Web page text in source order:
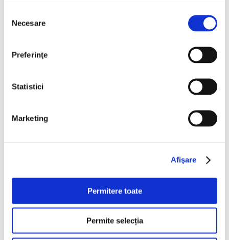
consimțământului
Necesare
Preferinţe
Statistici
Marketing
Afişare
Permitere toate
Permite selecția
Subiect